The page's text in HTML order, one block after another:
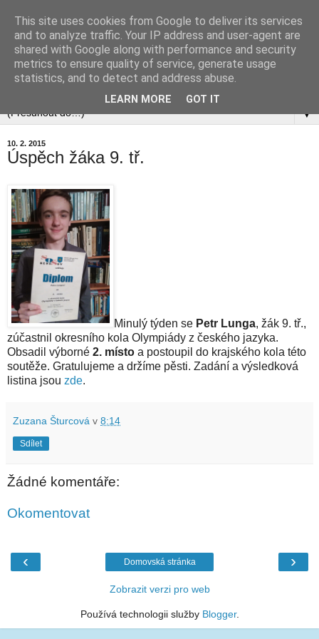
▼
10. 2. 2015
Úspěch žáka 9. tř.
Minulý týden se Petr Lunga, žák 9. tř.,
zúčastnil okresního kola Olympiády z českého jazyka.
Obsadil výborné 2. místo a postoupil do krajského kola této
soutěže. Gratulujeme a držíme pěsti. Zadání a výsledková
listina jsou zde.
Zuzana Šturcová v 8:14
Sdílet
Žádné komentáře:
Okomentovat
‹ ›
Domovská stránka
Zobrazit verzi pro web
Používá technologii služby Blogger.
This site uses cookies from Google to deliver its services
and to analyze traffic. Your IP address and user-agent are
shared with Google along with performance and security
metrics to ensure quality of service, generate usage
statistics, and to detect and address abuse.
LEARN MORE GOT IT